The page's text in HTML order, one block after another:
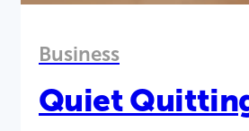
Business
Quiet